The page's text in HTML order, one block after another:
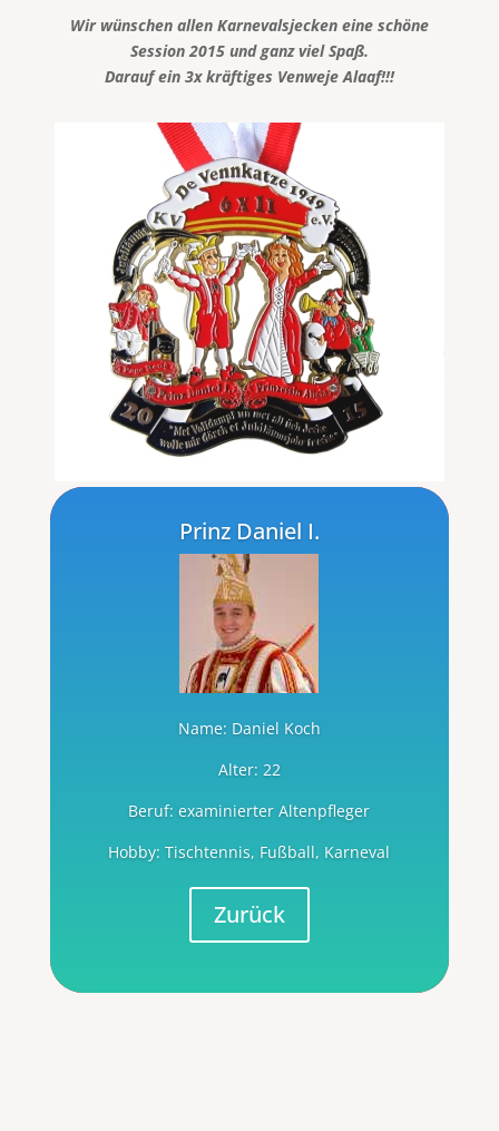
Wir wünschen allen Karnevalsjecken eine schöne
Session 2015 und ganz viel Spaß.
Darauf ein 3x kräftiges Venweje Alaaf!!!
Prinz Daniel I.
Name: Daniel Koch
Alter: 22
Beruf: examinierter Altenpfleger
Hobby: Tischtennis, Fußball, Karneval
Zurück